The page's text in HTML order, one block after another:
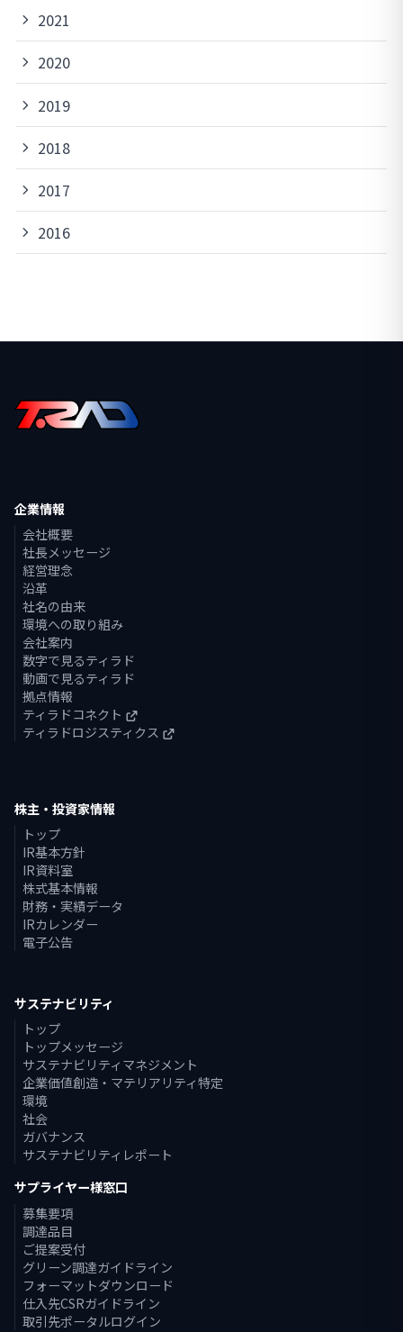
2021
2020
2019
2018
2017
2016
企業情報
会社概要
社長メッセージ
経営理念
沿革
社名の由来
環境への取り組み
会社案内
数字で見るティラド
動画で見るティラド
拠点情報
ティラドコネクト
ティラドロジスティクス
株主・投資家情報
トップ
IR基本方針
IR資料室
株式基本情報
財務・実績データ
IRカレンダー
電子公告
サステナビリティ
トップ
トップメッセージ
サステナビリティマネジメント
企業価値創造・マテリアリティ特定
環境
社会
ガバナンス
サステナビリティレポート
サプライヤー様窓口
募集要項
調達品目
ご提案受付
グリーン調達ガイドライン
フォーマットダウンロード
仕入先CSRガイドライン
取引先ポータルログイン